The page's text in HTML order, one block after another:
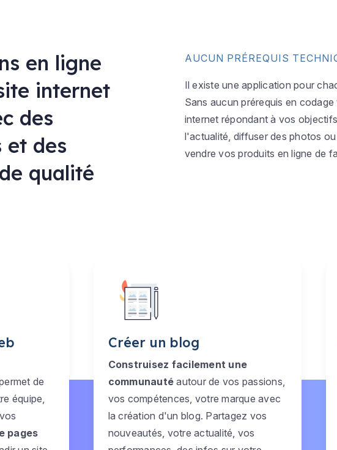
en ligne
internet
des
et des
qualité
AUCUN PRÉREQUIS
Il existe une application pour
Sans aucun prérequis en
internet répondant à vos
l'actualité, diffuser des photos
vendre vos produits en ligne de
de
équipe,
pages
Créer un blog
Construisez facilement une
communauté autour de vos passions,
vos compétences, votre marque avec
la création d'un blog. Partagez vos
nouveautés, votre actualité, vos